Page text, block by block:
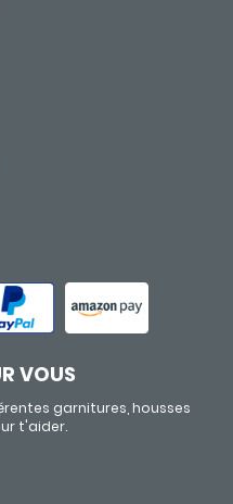
VOUS
garnitures, housses
t'aider.